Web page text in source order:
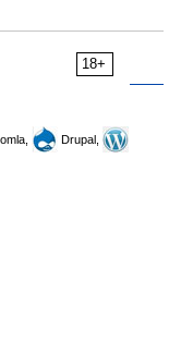
18+
Drupal,